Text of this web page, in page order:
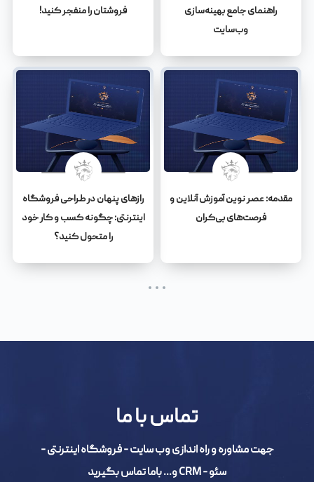
راهنمای جامع بهینه‌سازی
وب‌سایت
فروشتان را منفجر کنید!
مقدمه: عصر نوین آموزش آنلاین و
فرصت‌های بی‌کران
رازهای پنهان در طراحی فروشگاه
اینترنتی: چگونه کسب و کار خود
را متحول کنید؟
تماس با ما
جهت مشاوره و راه اندازی وب سایت - فروشگاه اینترنتی -
سئو - CRM و... باما تماس بگیرید